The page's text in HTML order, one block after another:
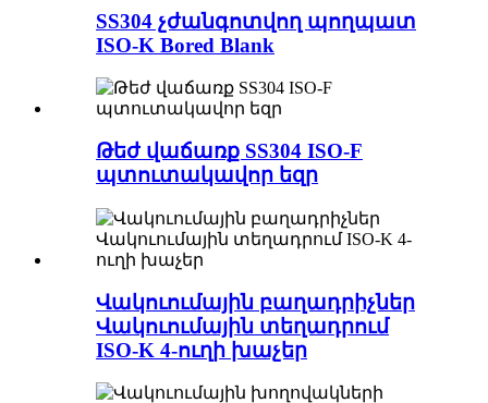
SS304 չժանգոտվող պողպատ
ISO-K Bored Blank
Թեժ վաճառք SS304 ISO-F
պտուտակավոր եզր
Վակուումային բաղադրիչներ
Վակուումային տեղադրում
ISO-K 4-ուղի խաչեր